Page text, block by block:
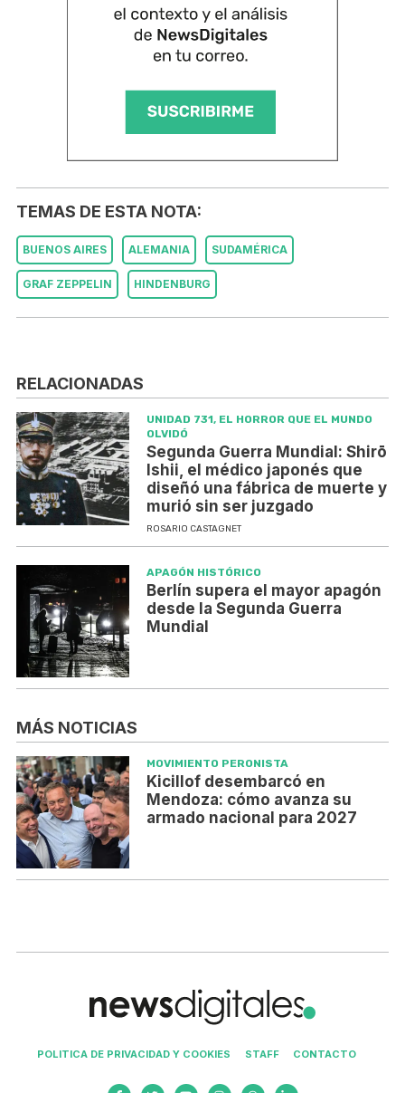
TEMAS DE ESTA NOTA:
BUENOS AIRES ALEMANIA SUDAMÉRICA
GRAF ZEPPELIN HINDENBURG
RELACIONADAS
UNIDAD 731, EL HORROR QUE EL MUNDO
OLVIDÓ
Segunda Guerra Mundial: Shirō
Ishii, el médico japonés que
diseñó una fábrica de muerte y
murió sin ser juzgado
ROSARIO CASTAGNET
APAGÓN HISTÓRICO
Berlín supera el mayor apagón
desde la Segunda Guerra
Mundial
MÁS NOTICIAS
MOVIMIENTO PERONISTA
Kicillof desembarcó en
Mendoza: cómo avanza su
armado nacional para 2027
POLITICA DE PRIVACIDAD Y COOKIES STAFF CONTACTO